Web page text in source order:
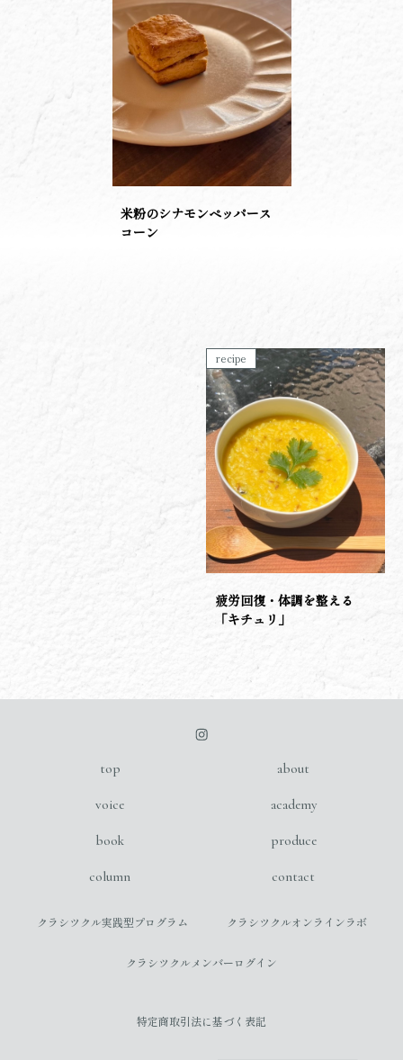
米粉のシナモンペッパース
コーン
recipe
疲労回復・体調を整える
「キチュリ」
top about
voice academy
book produce
column contact
クラシツクル実践型プログラム クラシツクルオンラインラボ
クラシツクルメンバーログイン
特定商取引法に基づく表記